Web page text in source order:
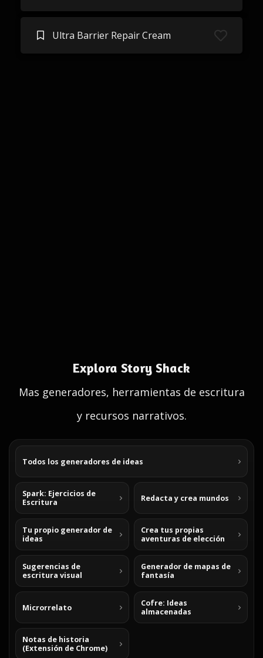
Ultra Barrier Repair Cream
Explora Story Shack
Mas generadores, herramientas de escritura
y recursos narrativos.
Todos los generadores de ideas
Spark: Ejercicios de
Escritura
Redacta y crea mundos
Tu propio generador de
ideas
Crea tus propias
aventuras de elección
Sugerencias de
escritura visual
Generador de mapas de
fantasía
Microrrelato
Cofre: Ideas
almacenadas
Notas de historia
(Extensión de Chrome)